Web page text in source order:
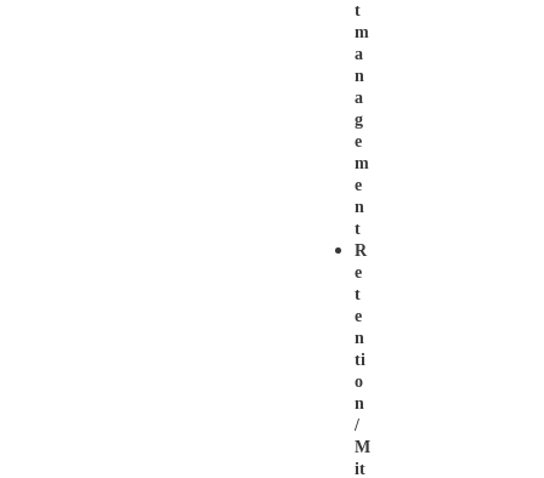
T
M
A
N
A
G
E
M
E
N
T
R
E
T
E
N
Ti
O
N
/
M
It